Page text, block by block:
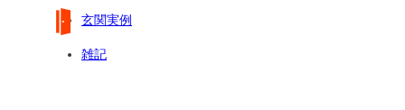
玄関実例
雑記